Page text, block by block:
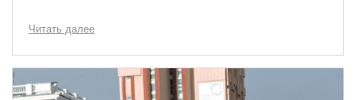
Читать далее